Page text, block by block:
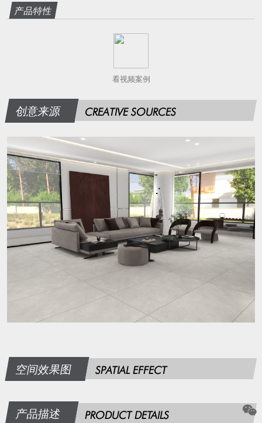
产品特性
看视频案例
创意来源 CREATIVE SOURCES
空间效果图 SPATIAL EFFECT
产品描述 PRODUCT DETAILS